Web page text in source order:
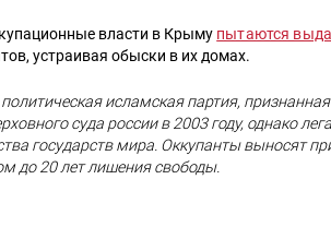
власти в Крыму пытаются
устраивая обыски в их домах.
исламская партия, признанная
суда россии в 2003 году, однако
государств мира. Оккупанты выносят
до 20 лет лишения свободы.